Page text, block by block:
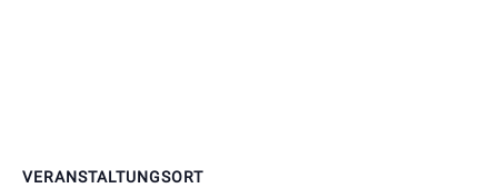
VERANSTALTUNGSORT